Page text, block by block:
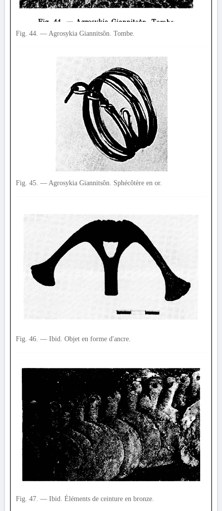
Fig. 44. — Agrosykia Giannitsôn. Tombe.
Fig. 45. — Agrosykia Giannitsôn. Sphécôtère en or.
Fig. 46. — Ibid. Objet en forme d'ancre.
Fig. 47. — Ibid. Éléments de ceinture en bronze.